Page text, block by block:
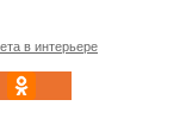
в интерьере